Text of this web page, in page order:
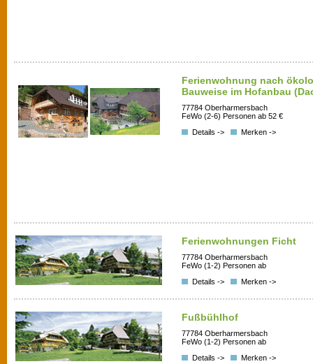
Ferienwohnung nach
Bauweise im Hofanbau
77784 Oberharmersbach
FeWo (2-6) Personen ab 52 €
Details ->
Merken ->
Ferienwohnungen Ficht
77784 Oberharmersbach
FeWo (1-2) Personen ab
Details ->
Merken ->
Fußbühlhof
77784 Oberharmersbach
FeWo (1-2) Personen ab
Details ->
Merken ->